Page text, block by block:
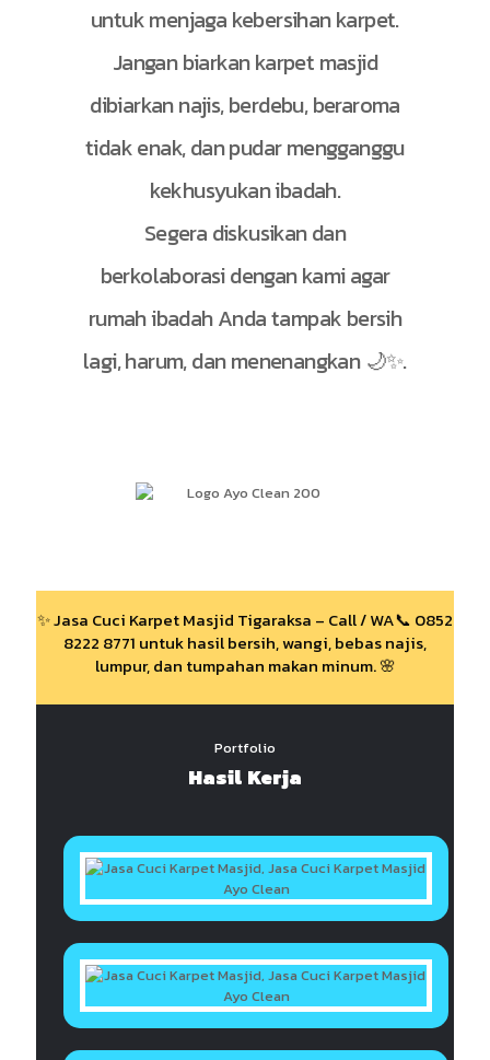
untuk menjaga kebersihan karpet.
Jangan biarkan karpet masjid
dibiarkan najis, berdebu, beraroma
tidak enak, dan pudar mengganggu
kekhusyukan ibadah.
Segera diskusikan dan
berkolaborasi dengan kami agar
rumah ibadah Anda tampak bersih
lagi, harum, dan menenangkan 🌙✨.
✨ Jasa Cuci Karpet Masjid Tigaraksa – Call / WA📞 0852
8222 8771 untuk hasil bersih, wangi, bebas najis,
lumpur, dan tumpahan makan minum. 🌸
Portfolio
Hasil Kerja